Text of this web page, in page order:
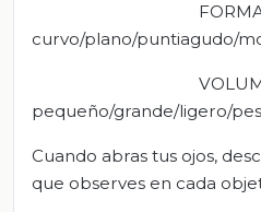
curvo/plano/puntiagudo/
pequeño/grande/ligero/
Cuando abras tus ojos,
que observes en cada